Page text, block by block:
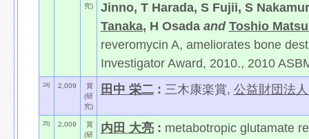
究)
Jinno, T Harada, S Fujii, S
Tanaka, H Osadaand Toshio
reveromycin A, ameliorates bone
Investigator Award, 2010., 2010
24) 2,009
賞
(研
究)
田中 栄二: 三木康楽賞, 公益財団法
25) 2,009
賞
(研
内田 大亮: metabotropic glutamate